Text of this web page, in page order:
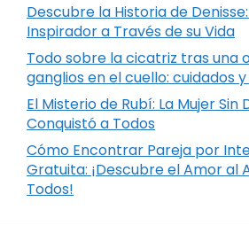
Descubre la Historia de
Inspirador a Través de su Vida
Todo sobre la cicatriz tras una
ganglios en el cuello: cuidados
El Misterio de Rubí: La Mujer Sin
Conquistó a Todos
Cómo Encontrar Pareja por
Gratuita: ¡Descubre el Amor al
Todos!